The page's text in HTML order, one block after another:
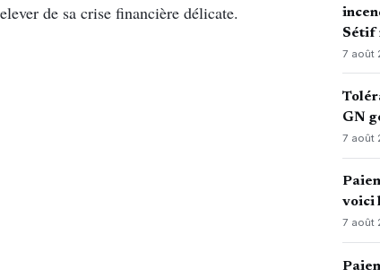
de sa crise financière délicate.
Sétif
7 août
GN
7 août
voici
7 août